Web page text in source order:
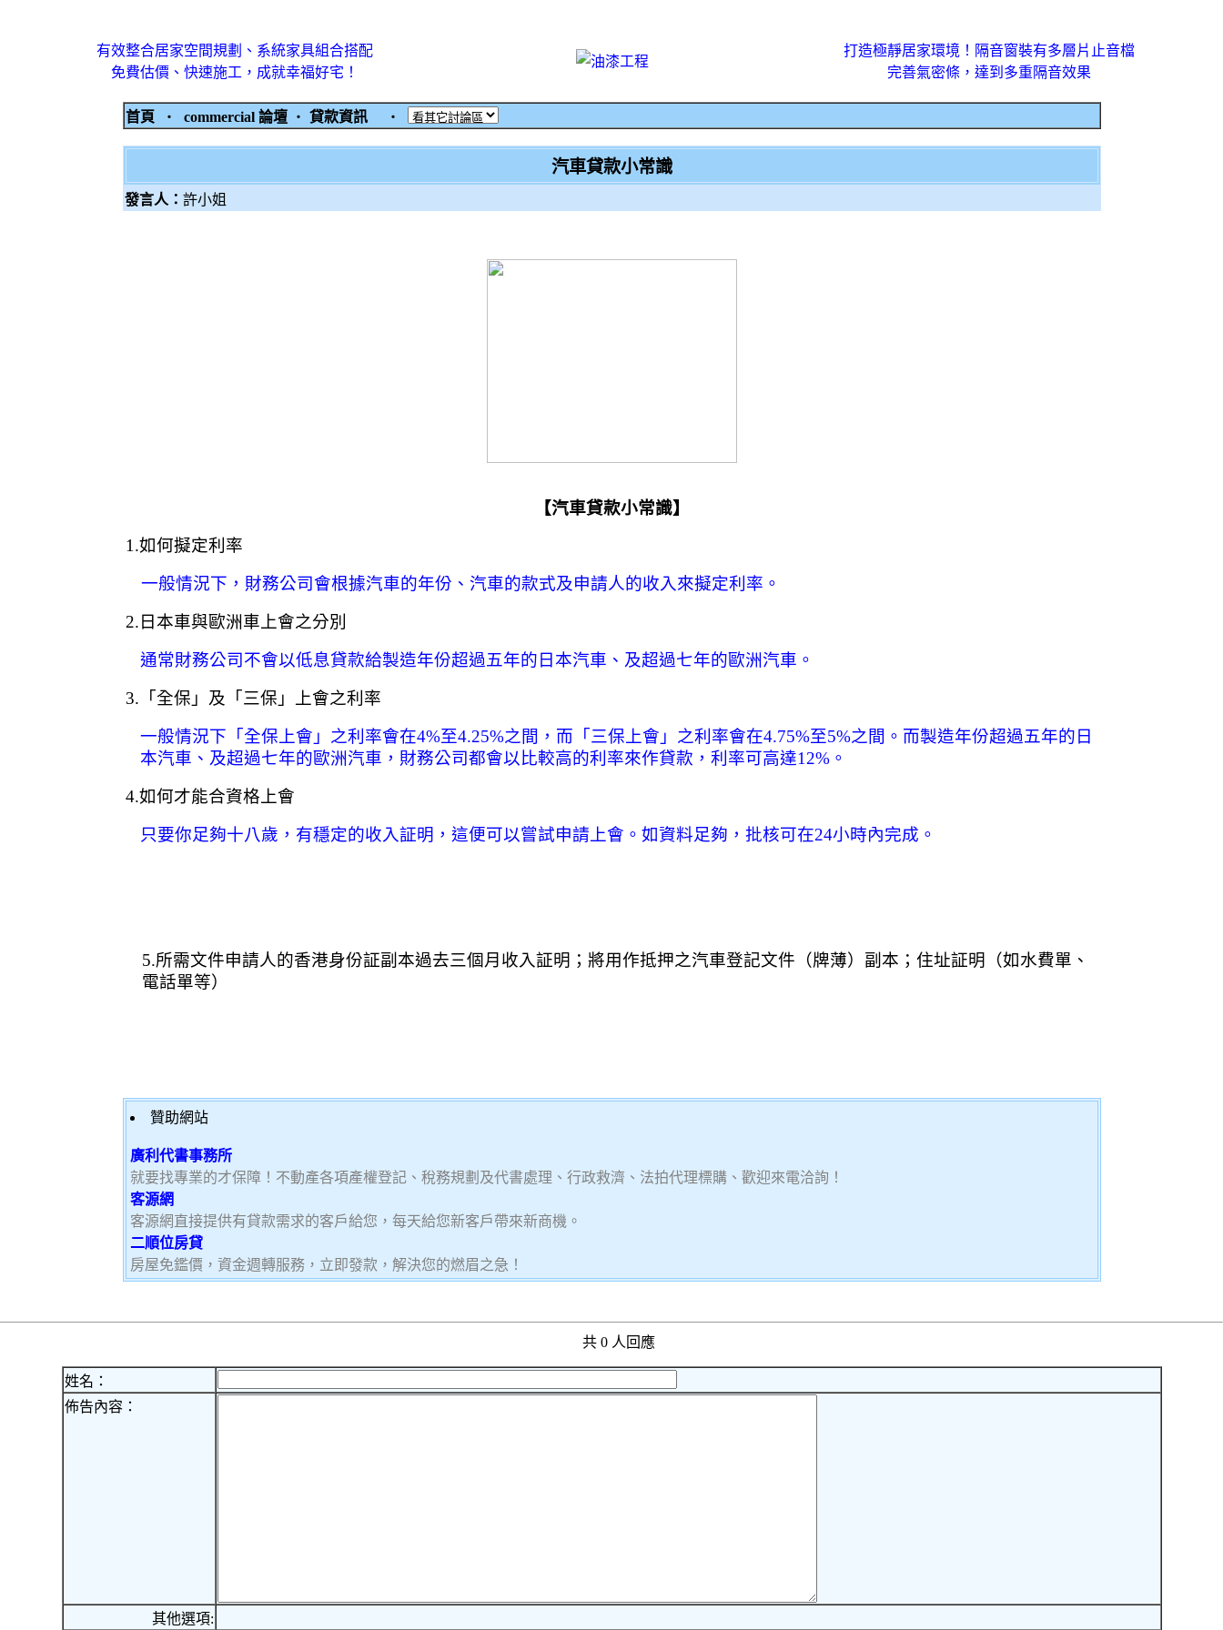
有效整合居家空間規劃、系統家具組合搭配
免費估價、快速施工，成就幸福好宅！
打造極靜居家環境！隔音窗裝有多層片止音檔
完善氣密條，達到多重隔音效果
首頁 ‧ commercial 論壇 ‧ 貸款資訊 ‧
汽車貸款小常識
發言人： 許小姐
【汽車貸款小常識】
1.如何擬定利率
一般情況下，財務公司會根據汽車的年份、汽車的款式及申請人的收入來擬定利率。
2. 日本車與歐洲車上會之分別
通常財務公司不會以低息貸款給製造年份超過五年的日本汽車、及超過七年的歐洲汽車。
3. 「全保」及「三保」上會之利率
一般情況下「全保上會」之利率會在4%至4.25%之間，而「三保上會」之利率會在4.75%至5%之間。而製造年份超過五年的日
本汽車、及超過七年的歐洲汽車，財務公司都會以比較高的利率來作貸款，利率可高達12%。
4.如何才能合資格上會
只要你足夠十八歲，有穩定的收入証明，這便可以嘗試申請上會。如資料足夠，批核可在24小時內完成。
5.所需文件申請人的香港身份証副本過去三個月收入証明；將用作抵押之汽車登記文件（牌薄）副本；住址証明（如水費單、
電話單等）
贊助網站
廣利代書事務所
就要找專業的才保障！不動產各項產權登記、稅務規劃及代書處理、行政救濟、法拍代理標購、歡迎來電洽詢！
客源網
客源網直接提供有貸款需求的客戶給您，每天給您新客戶帶來新商機。
二順位房貸
房屋免鑑價，資金週轉服務，立即發款，解決您的燃眉之急！
共 0 人回應
姓名：
佈告內容：
其他選項: